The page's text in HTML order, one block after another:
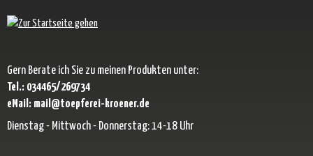
Gern Berate ich Sie zu meinen Produkten unter:
Tel.: 034465/269734
eMail: mail@toepferei-kroener.de
Dienstag - Mittwoch - Donnerstag: 14-18 Uhr